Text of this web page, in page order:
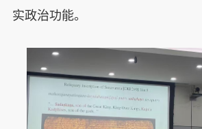
实政治功能。